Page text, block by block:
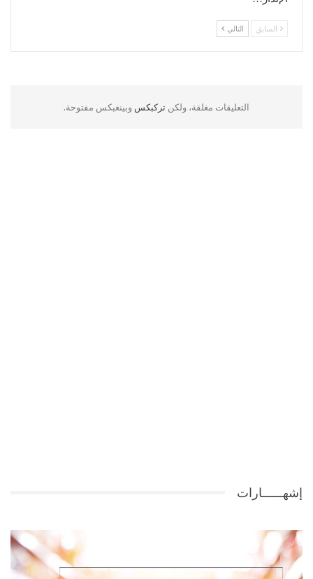
السابق التالي
التعليقات مغلقة، ولكن تركبكس وبينغبكس مفتوحة.
إشهــــــارات